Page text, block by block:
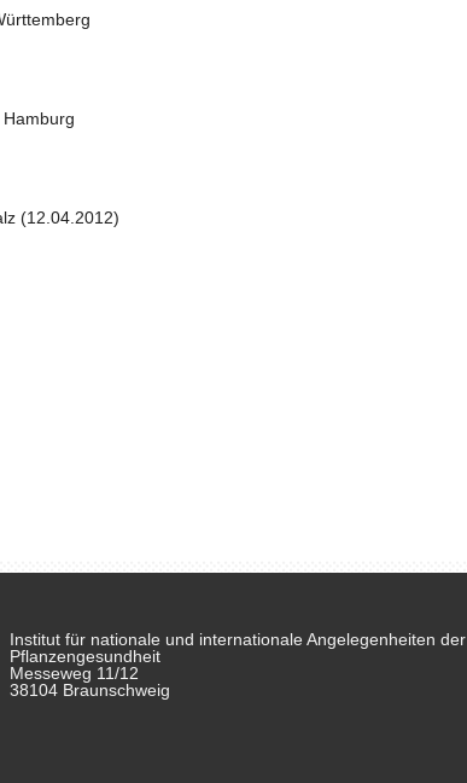
(12.04.2012)
Institut für nationale und internationale Angelegenheiten der
Pflanzengesundheit
Messeweg 11/12
38104 Braunschweig